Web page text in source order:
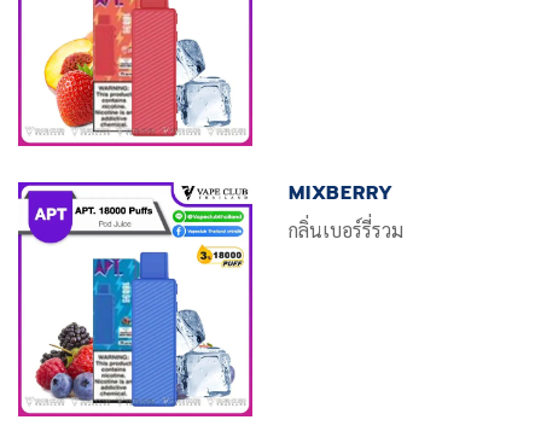
MIXBERRY
กลิ่นเบอร์รี่รวม